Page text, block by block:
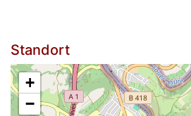
Standort
+
−